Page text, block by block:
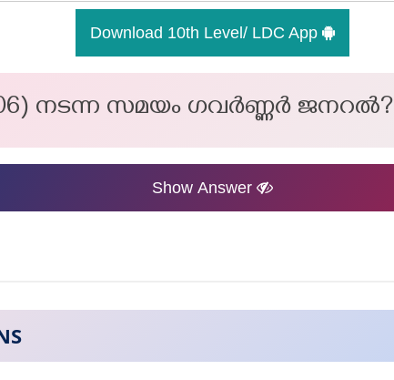
Download 10th Level/ LDC App
നടന്ന സമയം ഗവർണ്ണർ ജനറൽ?
Show Answer